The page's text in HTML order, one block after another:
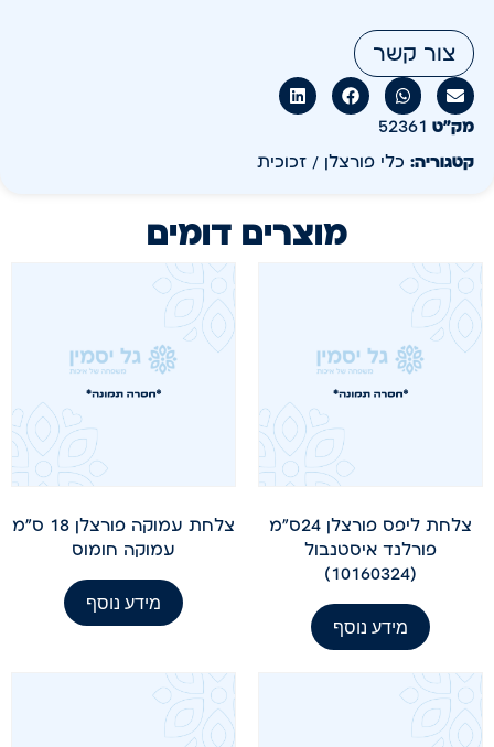
צור קשר
מק״ט 52361
קטגוריה: כלי פורצלן / זכוכית
מוצרים דומים
צלחת ליפס פורצלן 24ס"מ
פורלנד איסטנבול
(10160324)
מידע נוסף
צלחת עמוקה פורצלן 18 ס"מ
עמוקה חומוס
מידע נוסף